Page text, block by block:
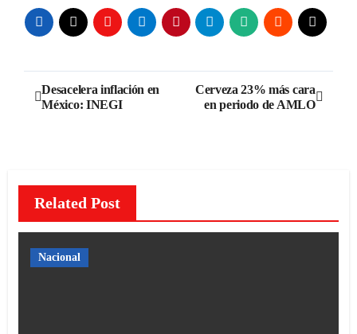
Navegación
de
Desacelera inflación en
México: INEGI
Cerveza 23% más cara
en periodo de AMLO
Related Post
Nacional